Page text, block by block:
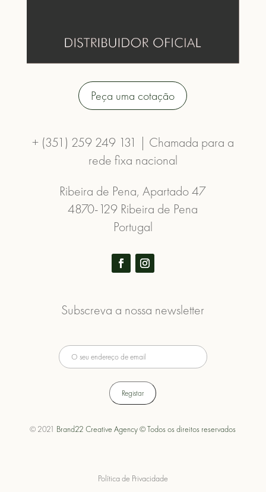
Peça uma cotação
+ (351) 259 249 131 | Chamada para a
rede fixa nacional
Ribeira de Pena, Apartado 47
4870-129 Ribeira de Pena
Portugal
Subscreva a nossa newsletter
© 2021 Brand22 Creative Agency © Todos os direitos reservados
Política de Privacidade